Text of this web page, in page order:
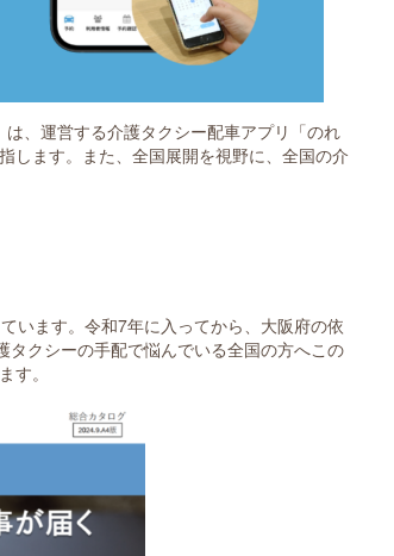
、運営する介護タクシー配車アプリ「のれ
します。また、全国展開を視野に、全国の介
います。令和7年に入ってから、大阪府の依
クシーの手配で悩んでいる全国の方へこの
す。